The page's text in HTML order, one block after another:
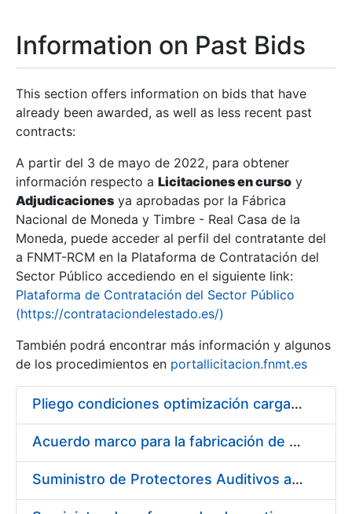
Show/Hide
Show/Hide
Show/Hide
Information on Past Bids
This section offers information on bids that have
already been awarded, as well as less recent past
contracts:
A partir del 3 de mayo de 2022, para obtener
información respecto a Licitaciones en curso y
Adjudicaciones ya aprobadas por la Fábrica
Nacional de Moneda y Timbre - Real Casa de la
Moneda, puede acceder al perfil del contratante del
a FNMT-RCM en la Plataforma de Contratación del
Sector Público accediendo en el siguiente link:
Plataforma de Contratación del Sector Público
(https://contrataciondelestado.es/)
También podrá encontrar más información y algunos
de los procedimientos en portallicitacion.fnmt.es
Pliego condiciones optimización cargas compras firmado
Acuerdo marco para la fabricación de piezas
Suministro de Protectores Auditivos a medida para las personas trabajadoras de los Centros de Trabajo de Madrid y Burgos